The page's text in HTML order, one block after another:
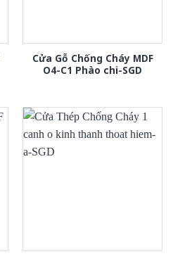
Cửa Gỗ Chống Cháy MDF
O4-C1 Phào chi-SGD